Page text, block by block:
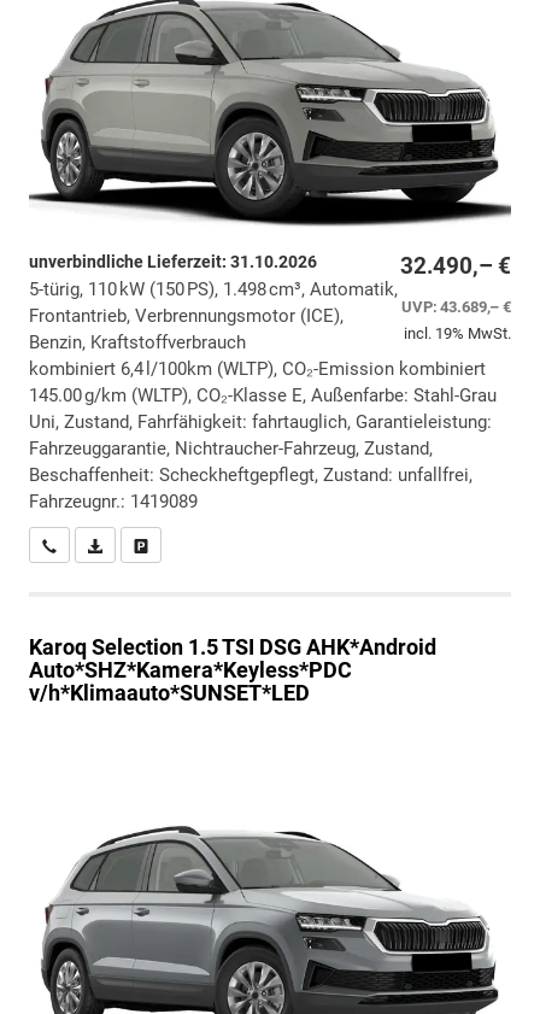
32.490,– €
UVP:43.689,– €
incl. 19% MwSt.
unverbindliche Lieferzeit: 31.10.2026
5-türig, 110 kW (150 PS), 1.498 cm³, Automatik,
Frontantrieb, Verbrennungsmotor (ICE),
Benzin, Kraftstoffverbrauch
kombiniert 6,4 l/100km (WLTP), CO₂-Emission kombiniert
145.00 g/km (WLTP), CO₂-Klasse E, Außenfarbe: Stahl-Grau
Uni, Zustand, Fahrfähigkeit: fahrtauglich, Garantieleistung:
Fahrzeuggarantie, Nichtraucher-Fahrzeug, Zustand,
Beschaffenheit: Scheckheftgepflegt, Zustand: unfallfrei,
Fahrzeugnr.: 1419089
Wir rufen Sie anPDF-Datei, Fahrzeugexposé drucken
KaroqSelection 1.5 TSI DSG AHK*Android
Auto*SHZ*Kamera*Keyless*PDC
v/h*Klimaauto*SUNSET*LED